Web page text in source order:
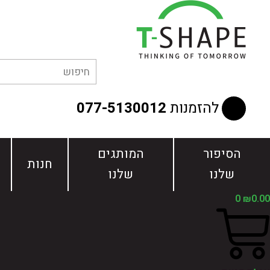
להזמנות 077-5130012
הסיפור
שלנו
המותגים
שלנו
חנות
₪0.00
0